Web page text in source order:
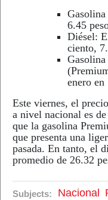
6.45
Diésel:
ciento,
enero
Este viernes, el
a nivel nacional es
que la gasolina
que presenta una
pasada. En tanto, el
promedio de 26.32
Subjects: Nacional